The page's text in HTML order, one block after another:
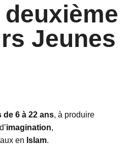
deuxième
Jeunes
6 à 22 ans, à produire
imagination,
en Islam.